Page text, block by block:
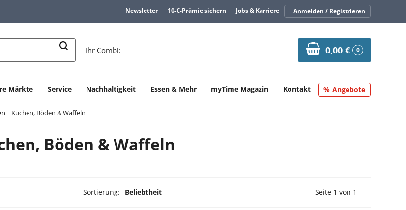
Newsletter 10-€-Prämie sichern Jobs & Karriere Anmelden / Registrieren
Ihr Combi: 0,00 € 0
Märkte Service Nachhaltigkeit Essen & Mehr myTime Magazin Kontakt Angebote
Kuchen, Böden & Waffeln
Böden & Waffeln
Sortierung: Beliebtheit Vorherige Seite
Seite 1 von 1